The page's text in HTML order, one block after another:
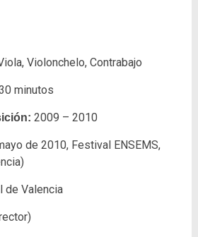
Violonchelo, Contrabajo
minutos
2009 – 2010
de 2010, Festival ENSEMS,
de Valencia